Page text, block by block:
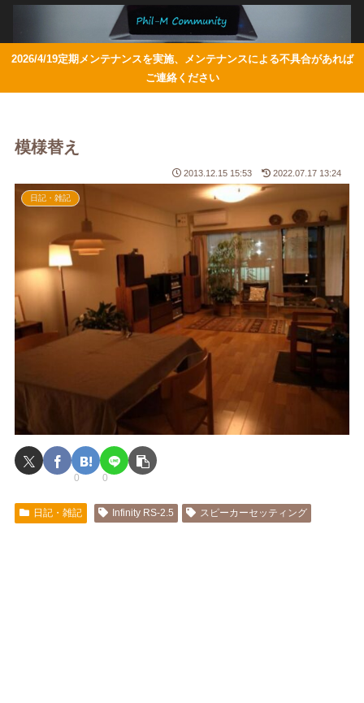
2026/4/19定期メンテナンスを実施、メンテナンスによる不具合があれば
ご連絡ください
模様替え
2013.12.15 15:53 2022.07.17 13:24
日記・雑記
0 0
日記・雑記 Infinity RS-2.5 スピーカーセッティング